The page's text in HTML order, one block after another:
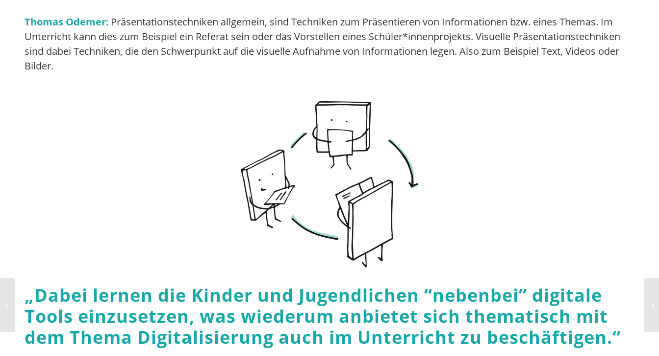
Thomas Odemer: Präsentationstechniken allgemein, sind Techniken zum Präsentieren von Informationen bzw. eines Themas. Im
Unterricht kann dies zum Beispiel ein Referat sein oder das Vorstellen eines Schüler*innenprojekts. Visuelle Präsentationstechniken
sind dabei Techniken, die den Schwerpunkt auf die visuelle Aufnahme von Informationen legen. Also zum Beispiel Text, Videos oder
Bilder.
„Dabei lernen die Kinder und Jugendlichen “nebenbei” digitale
Tools einzusetzen, was wiederum anbietet sich thematisch mit
dem Thema Digitalisierung auch im Unterricht zu beschäftigen.“
Neues Lernen: AR und
VR im Unterricht